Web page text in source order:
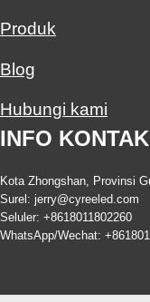
Produk
Blog
Hubungi kami
INFO KONTAK
Kota Zhongshan, Provinsi
Surel: jerry@cyreeled.com
Seluler: +8618011802260
WhatsApp/Wechat: